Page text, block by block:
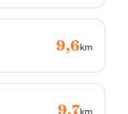
9,6km
9,7km